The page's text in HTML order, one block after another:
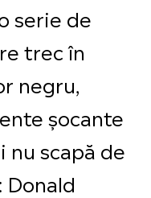
serie de
trec în
negru,
șocante
scapă de